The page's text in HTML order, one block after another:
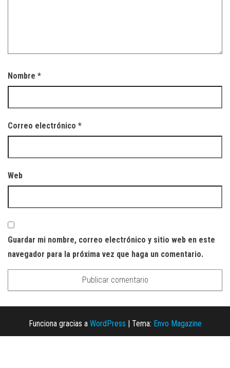
Nombre *
Correo electrónico *
Web
Guardar mi nombre, correo electrónico y sitio web en este
navegador para la próxima vez que haga un comentario.
Funciona gracias a WordPress Tema: Envo Magazine